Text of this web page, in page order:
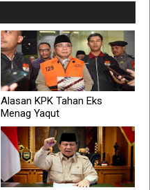
Alasan KPK Tahan Eks
Menag Yaqut